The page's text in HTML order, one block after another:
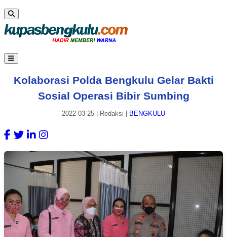
Kolaborasi Polda Bengkulu Gelar Bakti
Sosial Operasi Bibir Sumbing
2022-03-25 Redaksi BENGKULU